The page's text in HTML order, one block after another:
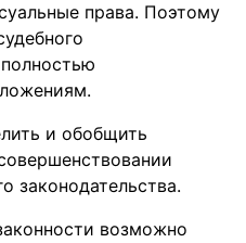
права. Поэтому
и обобщить
законодательства.
возможно